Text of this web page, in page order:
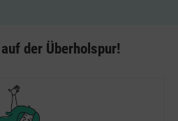
der Überholspur!